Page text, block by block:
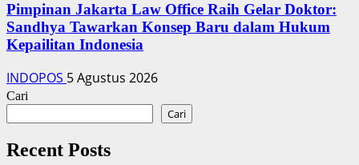
Pimpinan Jakarta Law Office Raih Gelar Doktor:
Sandhya Tawarkan Konsep Baru dalam Hukum
Kepailitan Indonesia
INDOPOS 5 Agustus 2026
Cari
Cari
Recent Posts